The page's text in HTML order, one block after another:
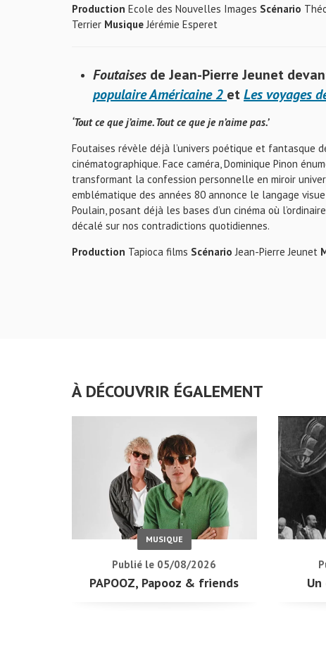
Production Ecole des Nouvelles Images Scénario
Terrier MusiqueJérémie Esperet
Foutaises de Jean-Pierre Jeunet
populaire Américaine 2 etLes voyages
‘Tout ce que j’aime. Tout ce que je n’aime pas.’
Foutaises révèle déjà l’univers poétique et fantasque
cinématographique. Face caméra, Dominique Pinon
transformant la confession personnelle en miroir
emblématique des années 80 annonce le langage
Poulain, posant déjà les bases d’un cinéma où
décalé sur nos contradictions quotidiennes.
Production Tapioca films Scénario Jean-Pierre Jeunet
À DÉCOUVRIR ÉGALEMENT
MUSIQUE
Publié le 05/08/2026
PAPOOZ, Papooz & friends